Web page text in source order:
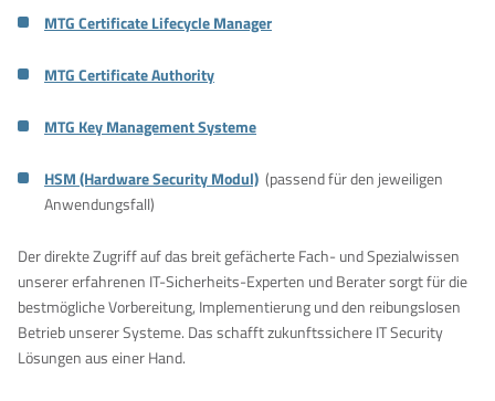
MTG Certificate Lifecycle Manager
MTG Certificate Authority
MTG Key Management Systeme
HSM (Hardware Security Modul) (passend für den jeweiligen
Anwendungsfall)
Der direkte Zugriff auf das breit gefächerte Fach- und Spezialwissen
unserer erfahrenen IT-Sicherheits-Experten und Berater sorgt für die
bestmögliche Vorbereitung, Implementierung und den reibungslosen
Betrieb unserer Systeme. Das schafft zukunftssichere IT Security
Lösungen aus einer Hand.